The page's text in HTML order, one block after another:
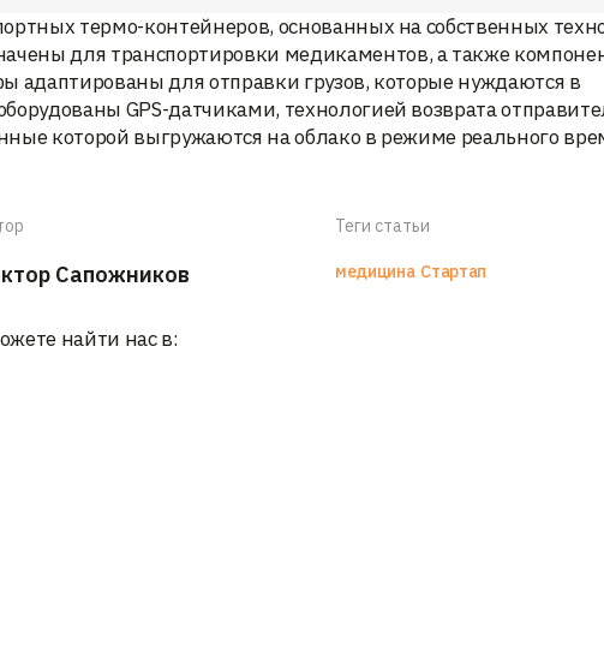
термо-контейнеров, основанных на собственных
для транспортировки медикаментов, а также
адаптированы для отправки грузов, которые нуждаются в
GPS-датчиками, технологией возврата
которой выгружаются на облако в режиме реального
Сапожников
Теги статьи
медицина Стартап
найти нас в: